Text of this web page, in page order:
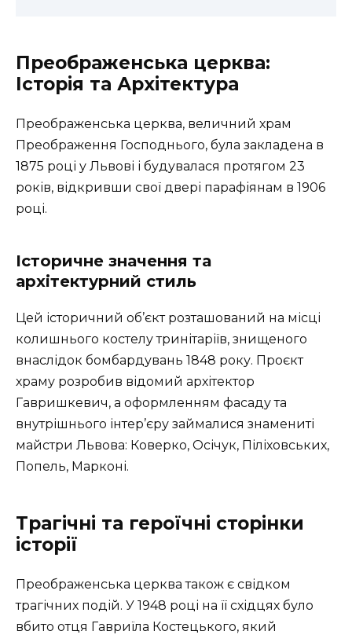
Преображенська церква:
Історія та Архітектура
Преображенська церква, величний храм
Преображення Господнього, була закладена в
1875 році у Львові і будувалася протягом 23
років, відкривши свої двері парафіянам в 1906
році.
Історичне значення та
архітектурний стиль
Цей історичний об’єкт розташований на місці
колишнього костелу тринітаріїв, знищеного
внаслідок бомбардувань 1848 року. Проєкт
храму розробив відомий архітектор
Гавришкевич, а оформленням фасаду та
внутрішнього інтер’єру займалися знамениті
майстри Львова: Коверко, Осічук, Піліховських,
Попель, Марконі.
Трагічні та героїчні сторінки
історії
Преображенська церква також є свідком
трагічних подій. У 1948 році на її східцях було
вбито отця Гавриїла Костецького, який